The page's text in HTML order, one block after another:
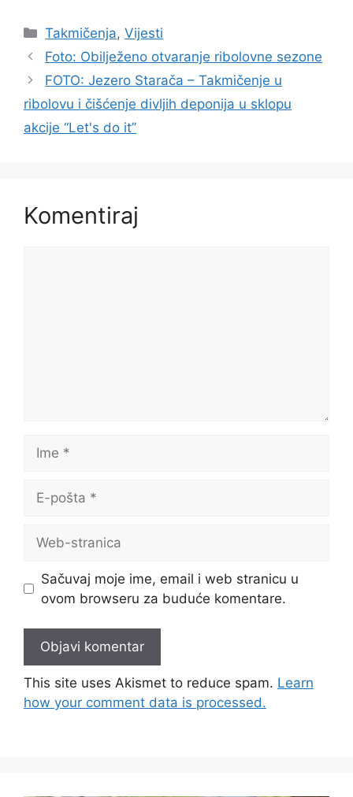
Takmičenja,Vijesti
Foto: Obilježeno otvaranje ribolovne sezone
FOTO: Jezero Starača – Takmičenje u
ribolovu i čišćenje divljih deponija u sklopu
akcije “Let's do it”
Komentiraj
Sačuvaj moje ime, email i web stranicu u
ovom browseru za buduće komentare.
This site uses Akismet to reduce spam. Learn
how your comment data is processed.